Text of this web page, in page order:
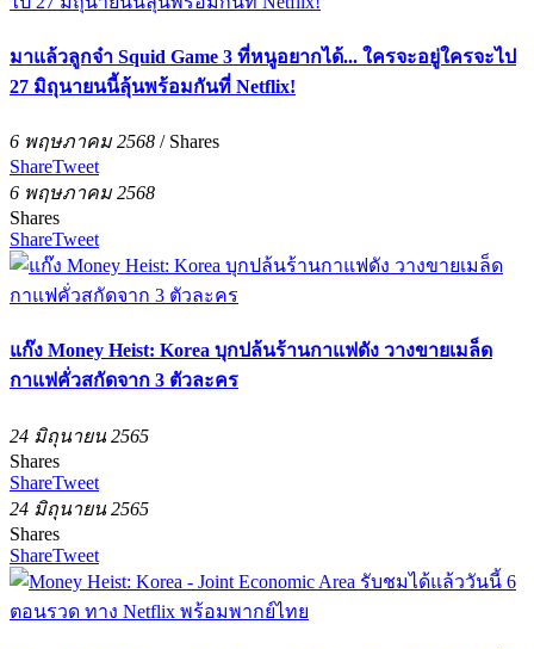
มาแล้วลูกจ๋า Squid Game 3 ที่หนูอยากได้... ใครจะอยู่ใครจะไป
27 มิถุนายนนี้ลุ้นพร้อมกันที่ Netflix!
6 พฤษภาคม 2568 / Shares
ShareTweet
6 พฤษภาคม 2568
Shares
ShareTweet
แก๊ง Money Heist: Korea บุกปล้นร้านกาแฟดัง วางขายเมล็ด
กาแฟคั่วสกัดจาก 3 ตัวละคร
24 มิถุนายน 2565
Shares
ShareTweet
24 มิถุนายน 2565
Shares
ShareTweet